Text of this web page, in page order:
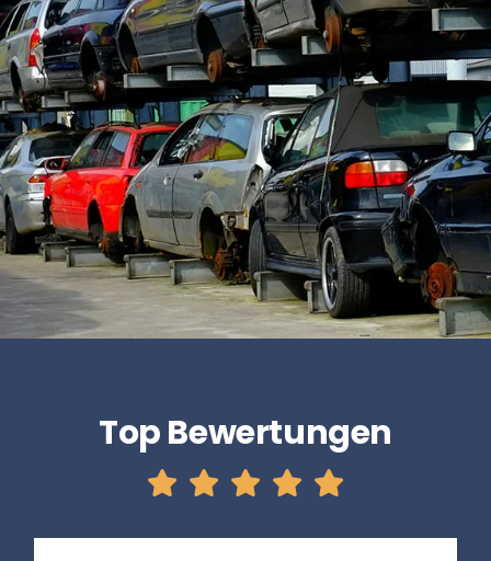
Top Bewertungen